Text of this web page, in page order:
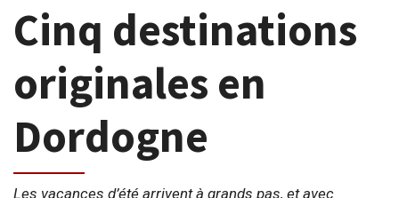
Cinq destinations
originales en
Dordogne
Les vacances d’été arrivent à grands pas, et avec